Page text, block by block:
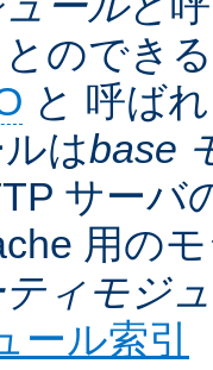
のでき
と 呼ば
はbase
サーバ
用の
ィモジ
ール索引